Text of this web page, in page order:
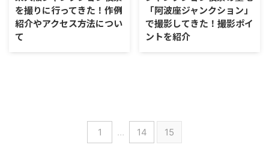
を撮りに行ってきた！作例
紹介やアクセス方法につい
て
「阿波座ジャンクション」
で撮影してきた！撮影ポイ
ントを紹介
1 … 14 15